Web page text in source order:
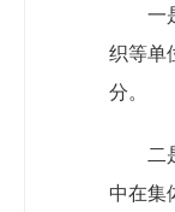
一
织等单
分。
二
中在集